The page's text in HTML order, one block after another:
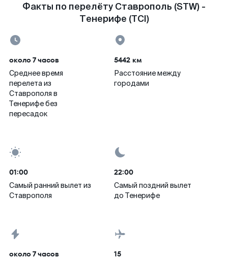
Факты по перелёту Ставрополь (STW) -
Тенерифе (TCI)
около 7 часов
Среднее время
перелета из
Ставрополя в
Тенерифе без
пересадок
5442 км
Расстояние между
городами
01:00
Самый ранний вылет из
Ставрополя
22:00
Самый поздний вылет
до Тенерифе
около 7 часов 15